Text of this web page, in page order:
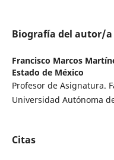
Biografía del autor/a
Francisco Marcos
Estado de México
Profesor de Asignatura.
Universidad Autónoma
Citas